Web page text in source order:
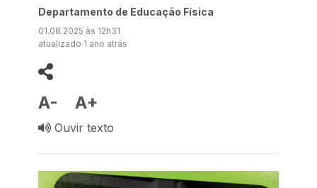
Departamento de Educação Física
01.08.2025 às 12h31
atualizado 1 ano atrás
A- A+
Ouvir texto